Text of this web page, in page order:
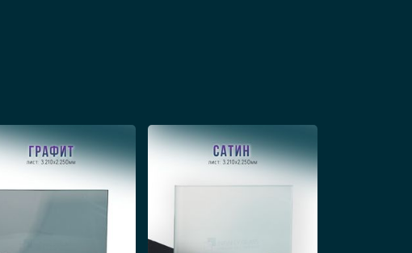
к металлической раме, легко
дверей изготавливаются из
и надежностью в
стеклами, могут быть